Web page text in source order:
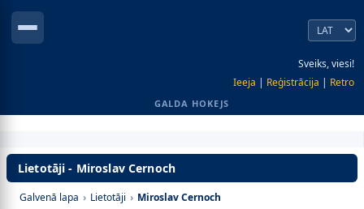
Sveiks, viesi!
Ieeja | Reģistrācija | Retro
GALDA HOKEJS
Lietotāji - Miroslav Cernoch
Galvenā lapa › Lietotāji › Miroslav Cernoch